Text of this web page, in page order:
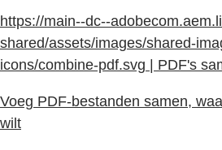
https://main--dc--
shared/assets/images/shared-
icons/combine-pdf.svg | PDF's
Voeg PDF-bestanden samen,
wilt